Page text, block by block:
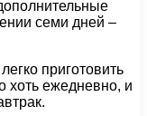
семи дней –
приготовить
хоть ежедневно, и